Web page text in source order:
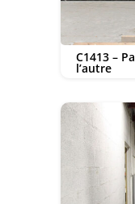
C1413 –
l’autre